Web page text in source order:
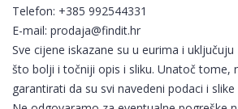
Telefon: +385 992544331
E-mail: prodaja@findit.hr
Sve cijene iskazane su u eurima i
što bolji i točniji opis i sliku. Unatoč tome,
garantirati da su svi navedeni podaci i